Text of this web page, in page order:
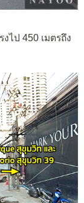
ไป 450 เมตรถึง